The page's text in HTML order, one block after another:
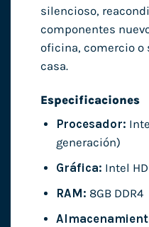
silencioso,
componentes
oficina, comercio o
casa.
Especificaciones
Procesador:
generación)
Gráfica: Intel
RAM: 8GB DDR4